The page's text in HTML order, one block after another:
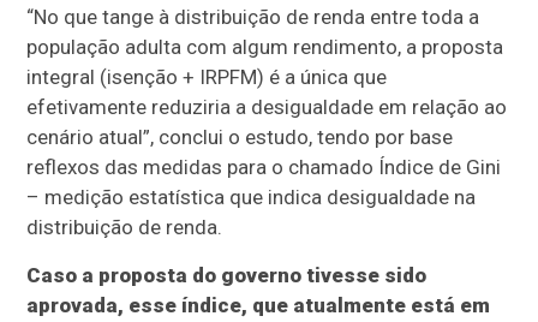
“No que tange à distribuição de renda entre toda a
população adulta com algum rendimento, a proposta
integral (isenção + IRPFM) é a única que
efetivamente reduziria a desigualdade em relação ao
cenário atual”, conclui o estudo, tendo por base
reflexos das medidas para o chamado Índice de Gini
– medição estatística que indica desigualdade na
distribuição de renda.
Caso a proposta do governo tivesse sido
aprovada, esse índice, que atualmente está em